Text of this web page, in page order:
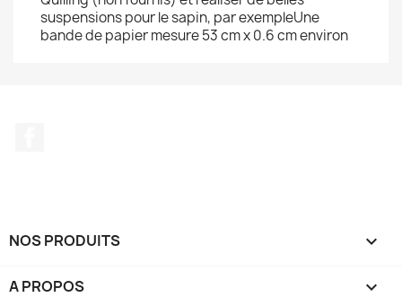
suspensions pour le sapin, par exempleUne
bande de papier mesure 53 cm x 0.6 cm environ
NOS PRODUITS 
A PROPOS 